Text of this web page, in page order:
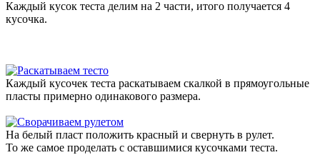
Каждый кусок теста делим на 2 части, итого получается 4
кусочка.
Каждый кусочек теста раскатываем скалкой в прямоугольные
пласты примерно одинакового размера.
На белый пласт положить красный и свернуть в рулет.
То же самое проделать с оставшимися кусочками теста.